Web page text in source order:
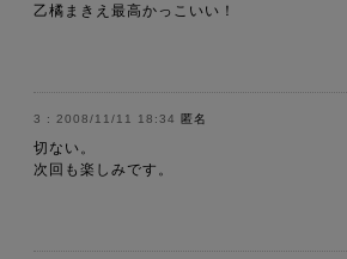
乙橘まきえ最高かっこいい！
2008/11/11 18:34 匿名
切ない。
次回も楽しみです。